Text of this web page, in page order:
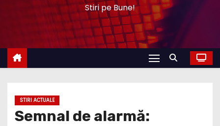
Stiri pe Bune!
STIRI ACTUALE
Semnal de alarmă: